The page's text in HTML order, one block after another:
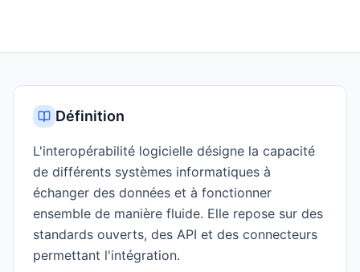
Définition
L'interopérabilité logicielle désigne la capacité
de différents systèmes informatiques à
échanger des données et à fonctionner
ensemble de manière fluide. Elle repose sur des
standards ouverts, des API et des connecteurs
permettant l'intégration.